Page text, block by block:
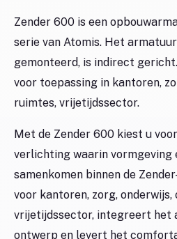
Zender 600 is een
serie van Atomis. Het
gemonteerd, is indirect
voor toepassing in kantoren,
ruimtes, vrijetijdssector.
Met de Zender 600 kiest u
verlichting waarin
samenkomen binnen de
voor kantoren, zorg,
vrijetijdssector, integreert het
ontwerp en levert het